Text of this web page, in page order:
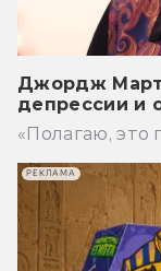
Джордж
депрессии и
«Полагаю, это
РЕКЛАМА